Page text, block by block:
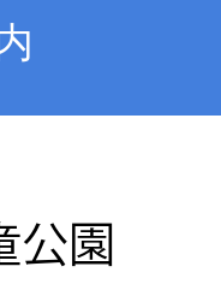
公園